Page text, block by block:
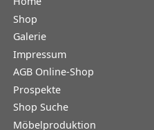
Shop
Galerie
Impressum
AGB Online-Shop
Prospekte
Shop Suche
Möbelproduktion